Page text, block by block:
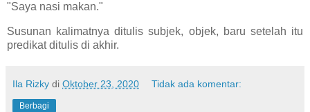
"Saya nasi makan."
Susunan kalimatnya ditulis subjek, objek, baru setelah itu
predikat ditulis di akhir.
Ila Rizky di Oktober 23, 2020 Tidak ada komentar:
Berbagi